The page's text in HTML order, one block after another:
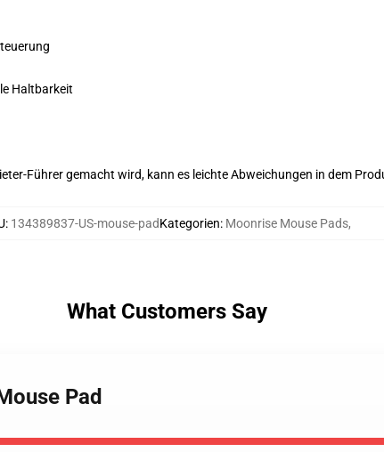
Haltbarkeit
Führer gemacht wird, kann es leichte Abweichungen in dem
: 134389837-US-mouse-padKategorien: Moonrise Mouse Pads,
What Customers Say
Pad